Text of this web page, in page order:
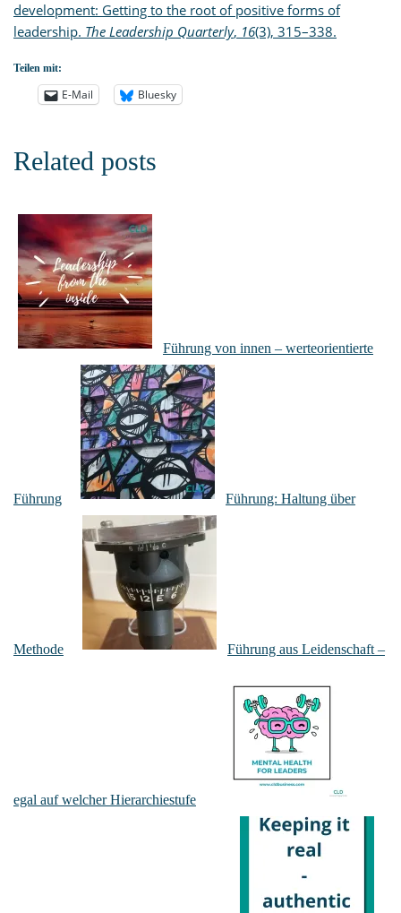
development: Getting to the root of positive forms of
leadership. The Leadership Quarterly, 16(3), 315–338.
Teilen mit:
E-Mail Bluesky
Related posts
Führung von innen – werteorientierte
Führung Führung: Haltung über
Methode Führung aus Leidenschaft –
egal auf welcher Hierarchiestufe